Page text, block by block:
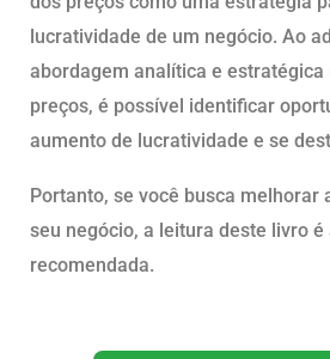
lucratividade de um negócio. Ao
abordagem analítica e estratégica
preços, é possível identificar
aumento de lucratividade e se
Portanto, se você busca melhorar
seu negócio, a leitura deste livro é
recomendada.